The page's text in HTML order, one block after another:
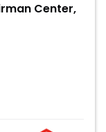
Center,